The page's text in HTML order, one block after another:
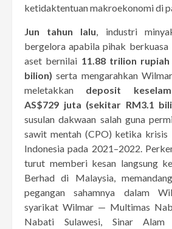
ketidaktentuan makroekonomi di
Jun tahun lalu, industri
bergelora apabila pihak berkuasa
aset bernilai 11.88 trilion
bilion) serta mengarahkan
meletakkan deposit
AS$729 juta (sekitar RM3.1
susulan dakwaan salah guna
sawit mentah (CPO) ketika krisis
Indonesia pada 2021–2022.
turut memberi kesan langsung
Berhad di Malaysia,
pegangan sahamnya dalam
syarikat Wilmar — Multimas
Nabati Sulawesi, Sinar Alam